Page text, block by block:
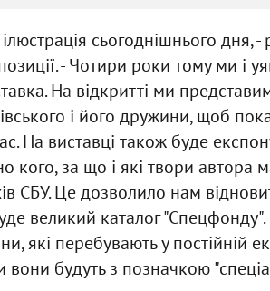
сьогоднішнього дня,
- Чотири роки тому ми і
На відкритті ми
і його дружини, щоб
На виставці також буде
кого, за що і які твори автора
СБУ. Це дозволило нам
великий каталог
які перебувають у постійній
вони будуть з позначкою